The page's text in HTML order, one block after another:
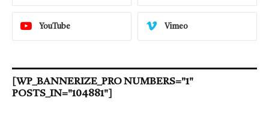
YouTube Vimeo
[WP_BANNERIZE_PRO NUMBERS="1"
POSTS_IN="104881"]